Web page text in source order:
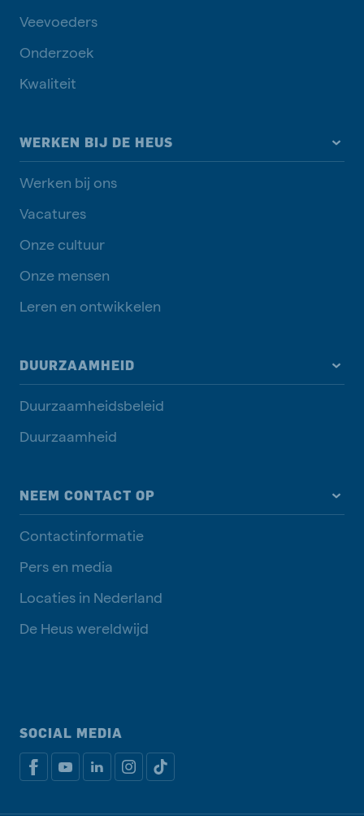
Veevoeders
Onderzoek
Kwaliteit
WERKEN BIJ DE HEUS
Werken bij ons
Vacatures
Onze cultuur
Onze mensen
Leren en ontwikkelen
DUURZAAMHEID
Duurzaamheidsbeleid
Duurzaamheid
NEEM CONTACT OP
Contactinformatie
Pers en media
Locaties in Nederland
De Heus wereldwijd
SOCIAL MEDIA